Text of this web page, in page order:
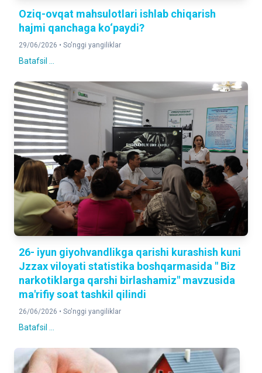
Oziq-ovqat mahsulotlari ishlab chiqarish
hajmi qanchaga ko‘paydi?
29/06/2026 • So'nggi yangiliklar
Batafsil ...
26- iyun giyohvandlikga qarishi kurashish kuni
Jzzax viloyati statistika boshqarmasida " Biz
narkotiklarga qarshi birlashamiz" mavzusida
ma'rifiy soat tashkil qilindi
26/06/2026 • So'nggi yangiliklar
Batafsil ...